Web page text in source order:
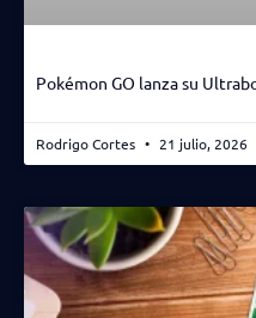
Pokémon GO lanza su
Rodrigo Cortes 21 julio, 2026